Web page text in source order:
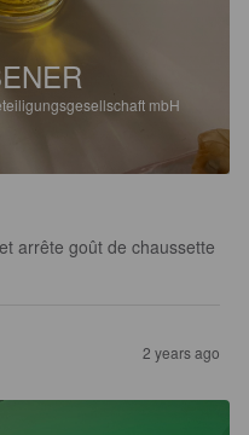
mbH
arrête goût de chaussette
2 years ago